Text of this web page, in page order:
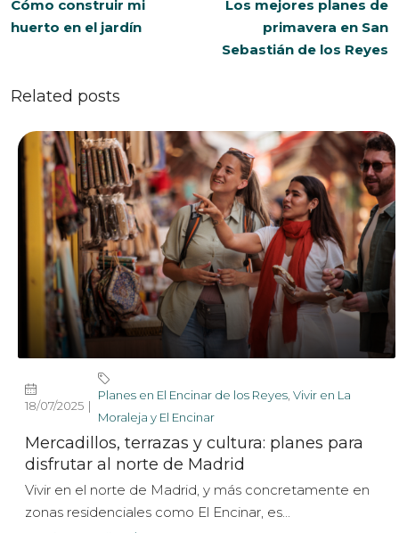
Cómo construir mi
huerto en el jardín
Los mejores planes de
primavera en San
Sebastián de los Reyes
Related posts
18/07/2025
Planes en El Encinar de los Reyes Vivir en La
Moraleja y El Encinar
Mercadillos, terrazas y cultura: planes para
disfrutar al norte de Madrid
Vivir en el norte de Madrid, y más concretamente en
zonas residenciales como El Encinar, es...